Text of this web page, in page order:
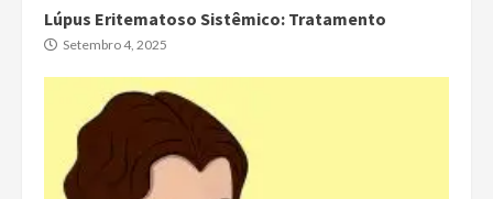
Lúpus Eritematoso Sistêmico: Tratamento
Setembro 4, 2025